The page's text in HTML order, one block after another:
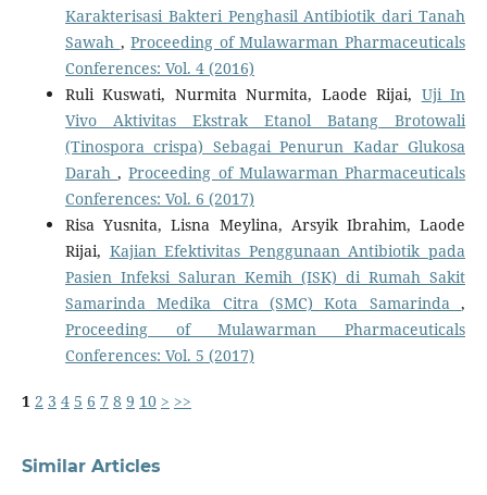
Karakterisasi Bakteri Penghasil Antibiotik dari Tanah
Sawah ,Proceeding of Mulawarman Pharmaceuticals
Conferences: Vol. 4 (2016)
Ruli Kuswati, Nurmita Nurmita, Laode Rijai, Uji In
Vivo Aktivitas Ekstrak Etanol Batang Brotowali
(Tinospora crispa) Sebagai Penurun Kadar Glukosa
Darah,Proceeding of Mulawarman Pharmaceuticals
Conferences: Vol. 6 (2017)
Risa Yusnita, Lisna Meylina, Arsyik Ibrahim, Laode
Rijai, Kajian Efektivitas Penggunaan Antibiotik pada
Pasien Infeksi Saluran Kemih (ISK) di Rumah Sakit
Samarinda Medika Citra (SMC) Kota Samarinda,
Proceeding of Mulawarman Pharmaceuticals
Conferences: Vol. 5 (2017)
1 2 3 4 5 6 7 8 9 10 > >>
Similar Articles